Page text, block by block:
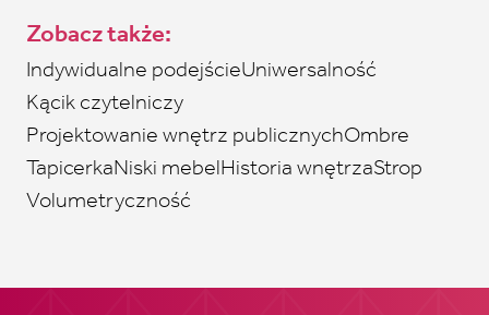
Zobacz także:
Indywidualne podejścieUniwersalność
Kącik czytelniczy
Projektowanie wnętrz publicznychOmbre
TapicerkaNiski mebelHistoria wnętrzaStrop
Volumetryczność